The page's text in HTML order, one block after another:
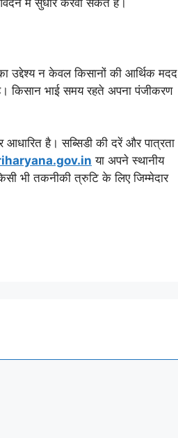
उद्देश्य न केवल किसानों की आर्थिक मदद
किसान भाई समय रहते अपना पंजीकरण
आधारित है। सब्सिडी की दरें और पात्रता
या अपने स्थानीय
भी तकनीकी त्रुटि के लिए जिम्मेदार